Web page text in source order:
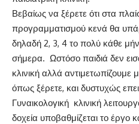
Βεβαίως να ξέρετε ότι στα
προγραμματισμού κενά θα
δηλαδή 2, 3, 4 το πολύ κάθε
σήμερα. Ωστόσο παιδιά δεν
κλινική αλλά αντιμετωπίζουμε
όπως ξέρετε, και δυστυχώς
Γυναικολογική κλινική
δοχεία υποβαθμίζεται το έργο